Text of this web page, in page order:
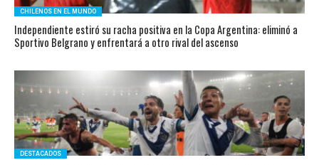
CHILENOS EN EL MUNDO
Independiente estiró su racha positiva en la Copa Argentina: eliminó a
Sportivo Belgrano y enfrentará a otro rival del ascenso
DESTACADOS